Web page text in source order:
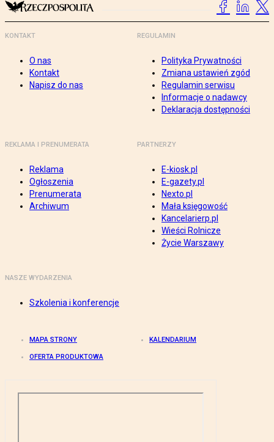
KONTAKT
O nas
Kontakt
Napisz do nas
REGULAMIN
Polityka Prywatności
Zmiana ustawień zgód
Regulamin serwisu
Informacje o nadawcy
Deklaracja dostępności
REKLAMA I PRENUMERATA
Reklama
Ogłoszenia
Prenumerata
Archiwum
PARTNERZY
E-kiosk.pl
E-gazety.pl
Nexto.pl
Mała księgowość
Kancelarierp.pl
Wieści Rolnicze
Życie Warszawy
NASZE WYDARZENIA
Szkolenia i konferencje
MAPA STRONY KALENDARIUM
OFERTA PRODUKTOWA